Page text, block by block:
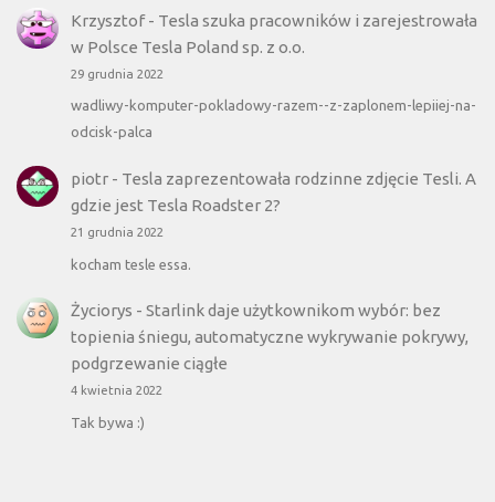
Krzysztof- Tesla szuka pracowników i zarejestrowała
w Polsce Tesla Poland sp. z o.o.
29 grudnia 2022
wadliwy-komputer-pokladowy-razem--z-zaplonem-lepiiej-na-
odcisk-palca
piotr- Tesla zaprezentowała rodzinne zdjęcie Tesli. A
gdzie jest Tesla Roadster 2?
21 grudnia 2022
kocham tesle essa.
Życiorys - Starlink daje użytkownikom wybór: bez
topienia śniegu, automatyczne wykrywanie pokrywy,
podgrzewanie ciągłe
4 kwietnia 2022
Tak bywa :)